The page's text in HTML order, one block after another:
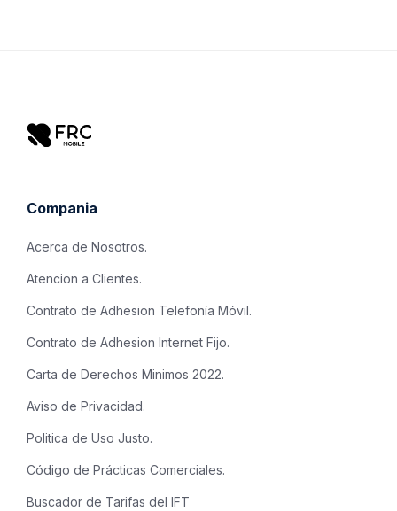
Compania
Acerca de Nosotros.
Atencion a Clientes.
Contrato de Adhesion Telefonía Móvil.
Contrato de Adhesion Internet Fijo.
Carta de Derechos Minimos 2022.
Aviso de Privacidad.
Politica de Uso Justo.
Código de Prácticas Comerciales.
Buscador de Tarifas del IFT